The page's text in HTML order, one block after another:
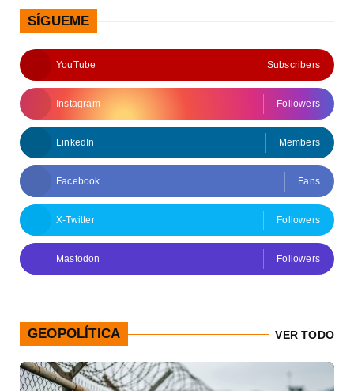
SÍGUEME
YouTube Subscribers
Instagram Followers
LinkedIn Members
Facebook Fans
X-Twitter Followers
Mastodon Followers
GEOPOLÍTICA VER TODO